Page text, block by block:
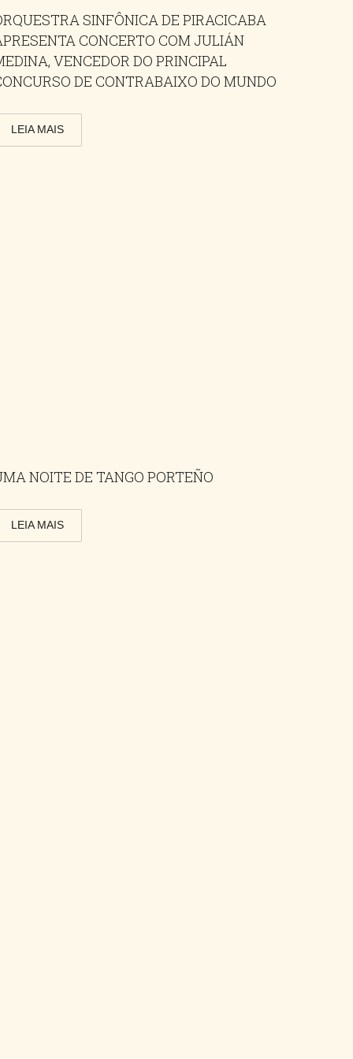
SINFÔNICA DE PIRACICABA
CONCERTO COM JULIÁN
VENCEDOR DO PRINCIPAL
DE CONTRABAIXO DO MUNDO
LEIA MAIS
NOITE DE TANGO PORTEÑO
LEIA MAIS